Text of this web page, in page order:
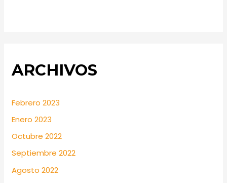
ARCHIVOS
Febrero 2023
Enero 2023
Octubre 2022
Septiembre 2022
Agosto 2022